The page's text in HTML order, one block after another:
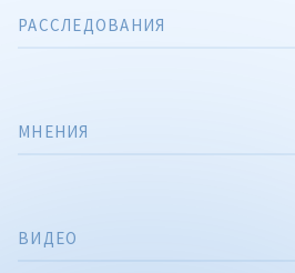
РАССЛЕДОВАНИЯ
МНЕНИЯ
ВИДЕО